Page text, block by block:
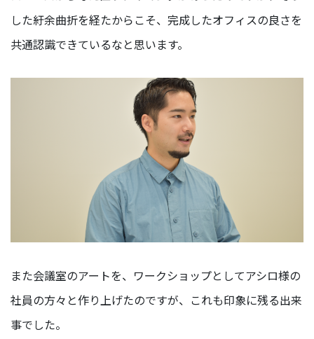
した紆余曲折を経たからこそ、完成したオフィスの良さを
共通認識できているなと思います。
また会議室のアートを、ワークショップとしてアシロ様の
社員の方々と作り上げたのですが、これも印象に残る出来
事でした。